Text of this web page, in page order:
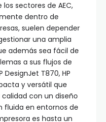
sectores de AEC,
dentro de
suelen depender
una amplia
además sea fácil de
a sus flujos de
DesignJet T870, HP
y versátil que
con un diseño
fluida en entornos de
es hasta un